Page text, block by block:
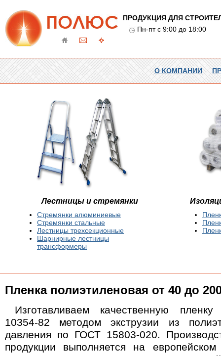
ПРОДУКЦИЯ ДЛЯ
Пн-пт с 9:00 до 18:00
О КОМПАНИИ
Лестницы и стремянки
Стремянки алюминиевые
Стремянки стальные
Лестницы трехсекционные
Шарнирные лестницы
трансформеры
Пленка полиэтиленовая от 40 до
Изготавливаем качественную
10354-82 методом экструзии из
давления по ГОСТ 15803-020.
продукции выполняется на